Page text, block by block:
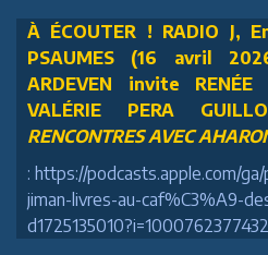
À ÉCOUTER ! RADIO J,
PSAUMES (16 avril
ARDEVEN invite RENÉE
VALÉRIE PERA
RENCONTRES AVEC
: https://podcasts.apple.com/
jiman-livres-au-caf%C3%A9-
d1725135010?i=1000762377432